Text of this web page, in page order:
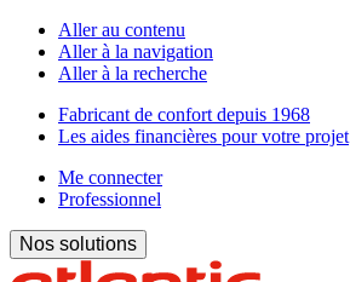
Aller au contenu
Aller à la navigation
Aller à la recherche
Fabricant de confort depuis 1968
Les aides financières pour votre projet
Me connecter
Professionnel
Nos solutions